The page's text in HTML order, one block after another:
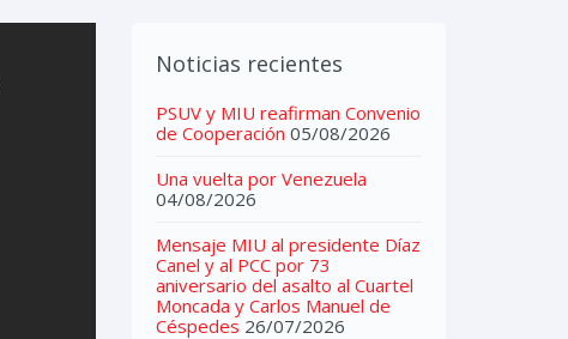
Noticias recientes
PSUV y MIU reafirman Convenio
de Cooperación 05/08/2026
Una vuelta por Venezuela
04/08/2026
Mensaje MIU al presidente Díaz
Canel y al PCC por 73
aniversario del asalto al Cuartel
Moncada y Carlos Manuel de
Céspedes 26/07/2026